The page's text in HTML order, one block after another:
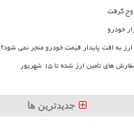
گرفت
خودرو
به افت پایدار قیمت خودرو منجر نمی شود؟
تأمین ارز شده تا ۱۵ شهریور
جدیدترین ها